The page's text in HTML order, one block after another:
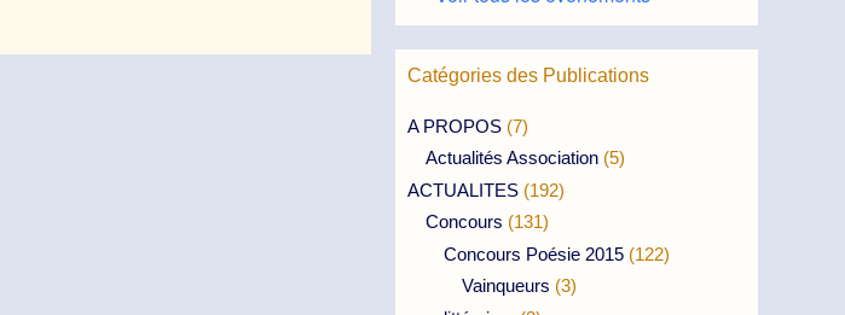
Catégories des Publications
A PROPOS (7)
Actualités Association (5)
ACTUALITES (192)
Concours (131)
Concours Poésie 2015 (122)
Vainqueurs (3)